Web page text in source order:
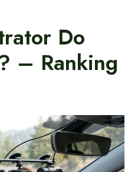
Do
– Ranking